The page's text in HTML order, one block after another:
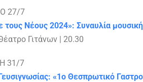
27/7
τους Νέους 2024»: Συναυλία
Γιτάνων | 20.30
31/7
«1ο Θεσπρωτικό